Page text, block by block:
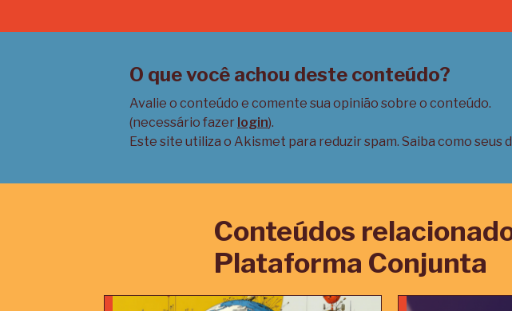
O que você achou deste conteúdo?
Avalie o conteúdo e comente sua opinião sobre o conteúdo.
(necessário fazer login).
Este site utiliza o Akismet para reduzir spam. Saiba como seus
Conteúdos
Plataforma Conjunta